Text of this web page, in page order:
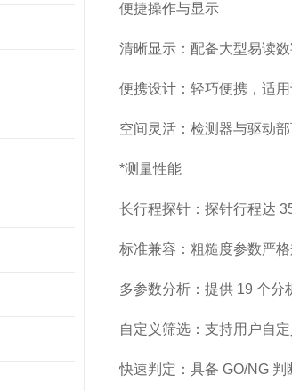
便捷操作与显示
清晰显示：配备大型易读
便携设计：轻巧便携，适
空间灵活：检测器与驱动
*测量性能
长行程探针：探针行程达
标准兼容：粗糙度参数严
多参数分析：提供 19 个分
自定义筛选：支持用户自
快速判定：具备 GO/NG 判